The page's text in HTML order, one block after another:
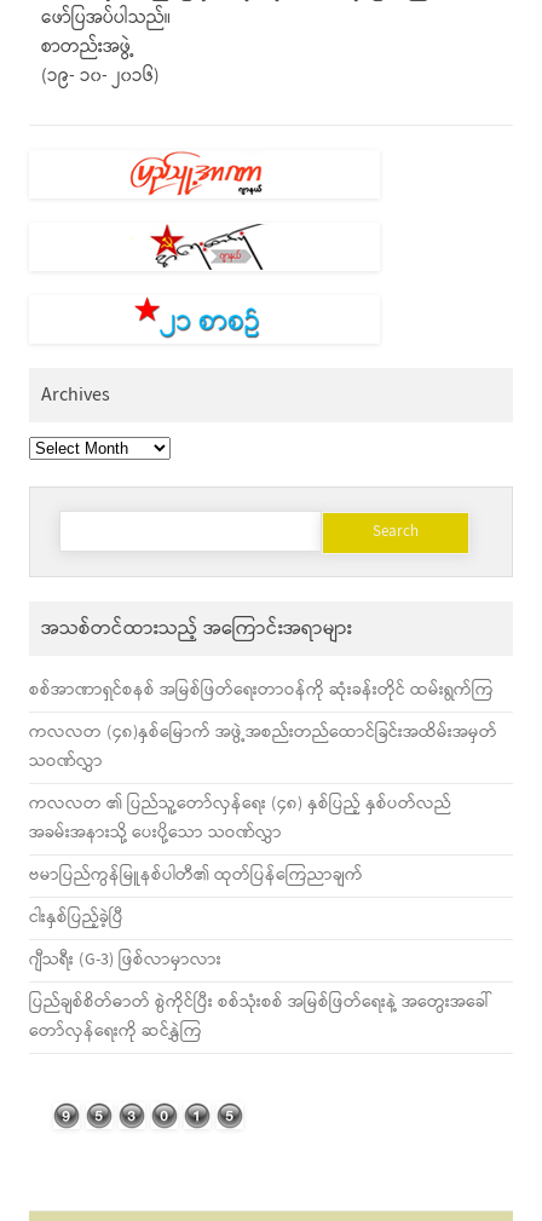
ဖော်ပြအပ်ပါသည်။
စာတည်းအဖွဲ့
(၁၉- ၁၀- ၂၀၁၆)
Archives
Archives
Search
အသစ်တင်ထားသည့် အကြောင်းအရာများ
စစ်အာဏာရှင်စနစ် အမြစ်ဖြတ်ရေးတာဝန်ကို ဆုံးခန်းတိုင် ထမ်းရွက်ကြ
ကလလတ (၄၈)နှစ်မြောက် အဖွဲ့အစည်းတည်ထောင်ခြင်းအထိမ်းအမှတ်
သဝဏ်လွှာ
ကလလတ ၏ ပြည်သူ့တော်လှန်ရေး (၄၈) နှစ်ပြည့် နှစ်ပတ်လည်
အခမ်းအနားသို့ ပေးပို့သော သဝဏ်လွှာ
ဗမာပြည်ကွန်မြူနစ်ပါတီ၏ ထုတ်ပြန်ကြေညာချက်
ငါးနှစ်ပြည့်ခဲ့ပြီ
ဂျီသရီး (G-3) ဖြစ်လာမှာလား
ပြည်ချစ်စိတ်ဓာတ် စွဲကိုင်ပြီး စစ်သုံးစစ် အမြစ်ဖြတ်ရေးနဲ့ အတွေးအခေါ်
တော်လှန်ရေးကို ဆင်နွှဲကြ